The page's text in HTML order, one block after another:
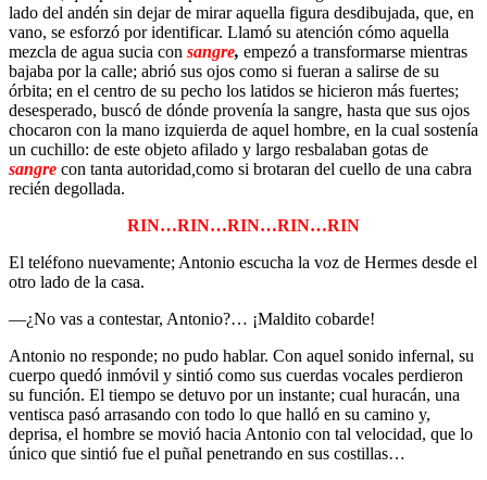
lado del andén sin dejar de mirar aquella figura desdibujada, que, en
vano, se esforzó por identificar. Llamó su atención cómo aquella
mezcla de agua sucia con sangre, empezó a transformarse mientras
bajaba por la calle; abrió sus ojos como si fueran a salirse de su
órbita; en el centro de su pecho los latidos se hicieron más fuertes;
desesperado, buscó de dónde provenía la sangre, hasta que sus ojos
chocaron con la mano izquierda de aquel hombre, en la cual sostenía
un cuchillo: de este objeto afilado y largo resbalaban gotas de
sangre con tanta autoridad como si brotaran del cuello de una cabra
recién degollada.
RIN…RIN…RIN…RIN…RIN
El teléfono nuevamente; Antonio escucha la voz de Hermes desde el
otro lado de la casa.
—¿No vas a contestar, Antonio?… ¡Maldito cobarde!
Antonio no responde; no pudo hablar. Con aquel sonido infernal, su
cuerpo quedó inmóvil y sintió como sus cuerdas vocales perdieron
su función. El tiempo se detuvo por un instante; cual huracán, una
ventisca pasó arrasando con todo lo que halló en su camino y,
deprisa, el hombre se movió hacia Antonio con tal velocidad, que lo
único que sintió fue el puñal penetrando en sus costillas…